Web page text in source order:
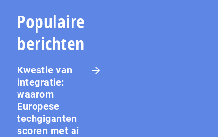
Populaire
berichten
Kwestie van
integratie:
waarom
Europese
techgiganten
scoren met ai